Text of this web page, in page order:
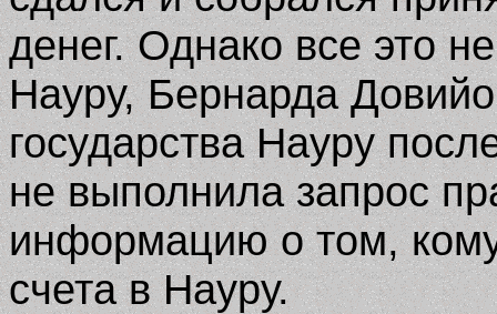
денег. Однако все это
Науру, Бернарда
государства Науру
не выполнила запрос
информацию о том,
счета в Науру.